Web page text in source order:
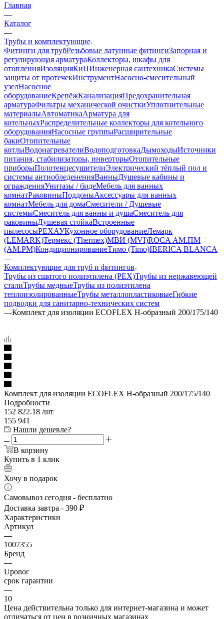
Главная
—
Каталог
—
Трубы и комплектующие
Фитинги для трубРезьбовые латунные фитингиЗапорная и
регулирующая арматураКоллекторы, шкафы для
отопленияИзоляцияКиПИнженерная сантехникаСистемы
защиты от протечекИнструментНасосно-смесительный
узелНасосное
оборудованиеКрепёжКанализацияПредохранительная
арматураФильтры механической очисткиУплотнительные
материалыАвтоматикаАрматура для
котельныхРаспределительные коллекторы для котельного
оборудованияНасосные группыРасширительные
бакиОтопительные
котлыВодонагревателиВодоподготовкаДымоходыИсточники
питания, стабилизаторы, инверторыОтопительные
приборыПолотенцесушителиЭлектрический тёплый пол и
системы антиобледененияВанныДушевые кабины и
огражденияУнитазы / бидеМебель для ванных
комнатРаковиныПоддоныАксессуары для ванных
комнатМебель для домаСмесители / Душевые
системыСмеситель для ванны и душаСмеситель для
раковиныДушевая стойкаВстроенные
пылесосыРЕХАУКухонное оборудованиеЛемарк
(LEMARK)Термекс (Thermex)МВИ (MVI)ROCA АМ.ПМ
(AM.PM)КондиционированиеТимо (Timo)IBERICA BLANCA
—
Комплектующие для труб и фитингов
Трубы из сшитого полиэтилена (PEX)Трубы из нержавеющей
сталиТрубы медныеТрубы из полиэтилена
теплоизолированныеТрубы металлопластиковыеГибкие
подводки для санитарно-технических систем
—Комплект для изоляции ECOFLEX Н-образный 200/175/140
Комплект для изоляции ECOFLEX Н-образный 200/175/140
Подробности
152 822.18 /шт
155 941
Нашли дешевле?
В корзину
Купить в 1 клик
Хочу в подарок
Самовывоз сегодня - бесплатно
Доставка завтра - 390 ₽
Характеристики
Артикул
—
1007355
Бренд
—
Uponor
срок гарантии
—
10
Цена действительна только для интернет-магазина и может
отличаться от цен в розничных магазинах